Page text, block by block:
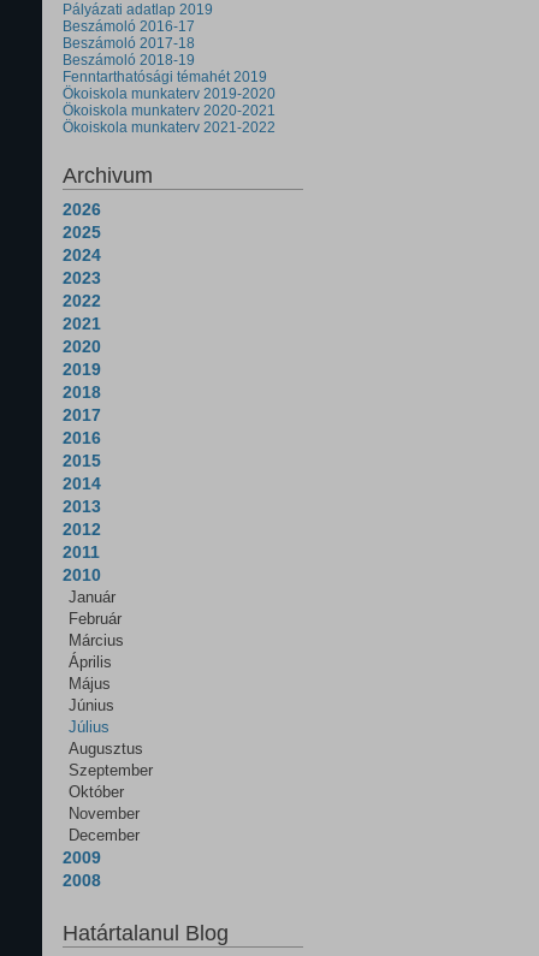
Pályázati adatlap 2019
Beszámoló 2016-17
Beszámoló 2017-18
Beszámoló 2018-19
Fenntarthatósági témahét 2019
Ökoiskola munkaterv 2019-2020
Ökoiskola munkaterv 2020-2021
Ökoiskola munkaterv 2021-2022
Archivum
2026
2025
2024
2023
2022
2021
2020
2019
2018
2017
2016
2015
2014
2013
2012
2011
2010
Január
Február
Március
Április
Május
Június
Július
Augusztus
Szeptember
Október
November
December
2009
2008
Határtalanul Blog